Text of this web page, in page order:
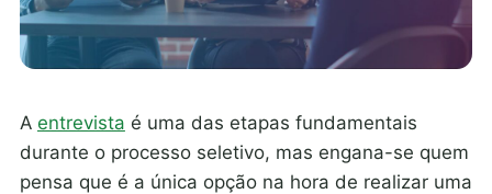
A entrevista é uma das etapas fundamentais
durante o processo seletivo, mas engana-se quem
pensa que é a única opção na hora de realizar uma